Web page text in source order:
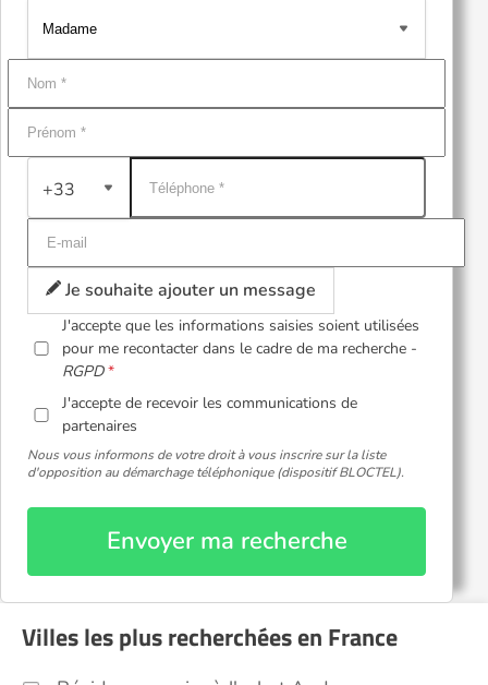
+33
Je souhaite ajouter un message
J'accepte que les informations saisies soient utilisées
pour me recontacter dans le cadre de ma recherche -
RGPD
J'accepte de recevoir les communications de
partenaires
Nous vous informons de votre droit à vous inscrire sur la liste
d'opposition au démarchage téléphonique (dispositif BLOCTEL).
Envoyer ma recherche
Villes les plus recherchées en France